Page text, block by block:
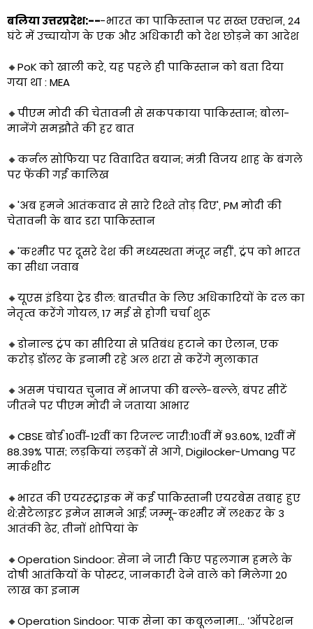
बलिया उत्तरप्रदेश:---भारत का पाकिस्तान पर सख्त एक्शन, 24
घंटे में उच्चायोग के एक और अधिकारी को देश छोड़ने का आदेश
🔸PoK को खाली करे, यह पहले ही पाकिस्तान को बता दिया
गया था : MEA
🔸पीएम मोदी की चेतावनी से सकपकाया पाकिस्तान; बोला-
मानेंगे समझौते की हर बात
🔸कर्नल सोफिया पर विवादित बयान; मंत्री विजय शाह के बंगले
पर फेंकी गई कालिख
🔸'अब हमने आतंकवाद से सारे रिश्ते तोड़ दिए', PM मोदी की
चेतावनी के बाद डरा पाकिस्तान
🔸'कश्मीर पर दूसरे देश की मध्यस्थता मंजूर नहीं', ट्रंप को भारत
का सीधा जवाब
🔸​यूएस इंडिया ट्रेड डील: बातचीत के लिए अधिकारियों के दल का
नेतृत्व करेंगे गोयल, 17 मई से होगी चर्चा शुरू
🔸डोनाल्ड ट्रंप का सीरिया से प्रतिबंध हटाने का ऐलान, एक
करोड़ डॉलर के इनामी रहे अल शरा से करेंगे मुलाकात
🔸असम पंचायत चुनाव में भाजपा की बल्‍ले-बल्‍ले, बंपर सीटें
जीतने पर पीएम मोदी ने जताया आभार
🔸CBSE बोर्ड 10वीं-12वीं का रिजल्ट जारी:10वीं में 93.60%, 12वीं में
88.39% पास; लड़कियां लड़कों से आगे, Digilocker-Umang पर
मार्कशीट
🔸भारत की एयरस्ट्राइक में कई पाकिस्तानी एयरबेस तबाह हुए
थे:सैटेलाइट इमेज सामने आईं; जम्मू-कश्मीर में लश्कर के 3
आतंकी ढेर, तीनों शोपियां के
🔸​Operation Sindoor: सेना ने जारी किए पहलगाम हमले के
दोषी आतंकियों के पोस्टर, जानकारी देने वाले को मिलेगा 20
लाख का इनाम
🔸Operation Sindoor: पाक सेना का कबूलनामा… ‘ऑपरेशन